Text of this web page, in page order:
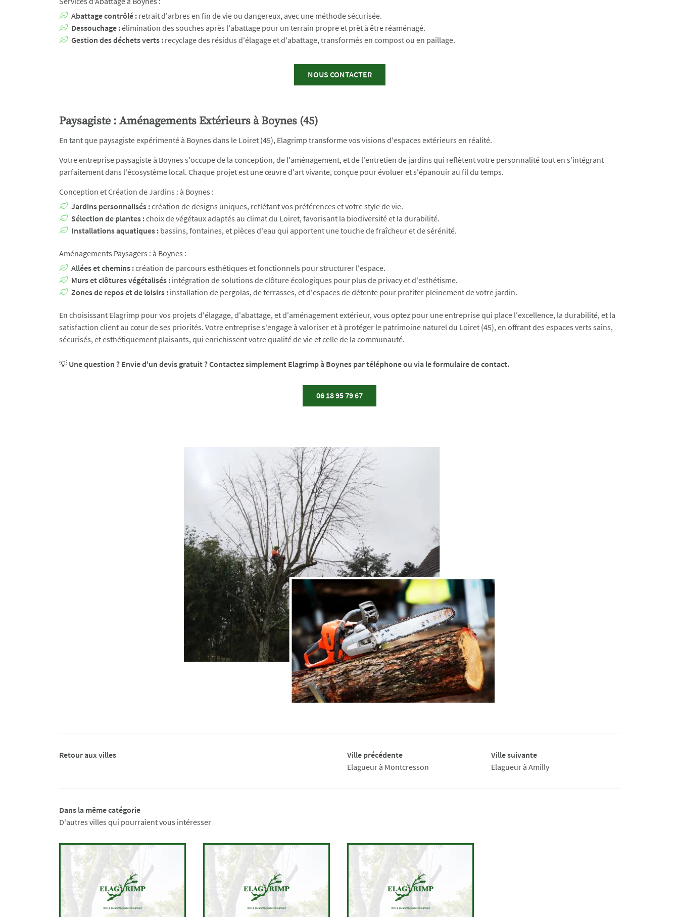
Abattage contrôlé : retrait d'arbres en fin de vie ou dangereux, avec une méthode sécurisée.
Dessouchage :élimination des souches après l'abattage pour un terrain propre et prêt à être réaménagé.
Gestion des déchets verts : recyclage des résidus d'élagage et d'abattage, transformés en compost ou en paillage.
NOUS CONTACTER
Paysagiste : Aménagements Extérieurs à Boynes (45)
En tant que paysagiste expérimenté à Boynes dans le Loiret (45), Elagrimp transforme vos visions d'espaces extérieurs en réalité.
Votre entreprise paysagiste à Boynes s'occupe de la conception, de l'aménagement, et de l'entretien de jardins qui reflètent votre personnalité tout en s'intégrant
parfaitement dans l'écosystème local. Chaque projet est une œuvre d'art vivante, conçue pour évoluer et s'épanouir au fil du temps.
Conception et Création de Jardins : à Boynes :
Jardins personnalisés :création de designs uniques, reflétant vos préférences et votre style de vie.
Sélection de plantes :choix de végétaux adaptés au climat du Loiret, favorisant la biodiversité et la durabilité.
Installations aquatiques : bassins, fontaines, et pièces d'eau qui apportent une touche de fraîcheur et de sérénité.
Aménagements Paysagers : à Boynes :
Allées et chemins :création de parcours esthétiques et fonctionnels pour structurer l'espace.
Murs et clôtures végétalisés : intégration de solutions de clôture écologiques pour plus de privacy et d'esthétisme.
Zones de repos et de loisirs : installation de pergolas, de terrasses, et d'espaces de détente pour profiter pleinement de votre jardin.
En choisissant Elagrimp pour vos projets d'élagage, d'abattage, et d'aménagement extérieur, vous optez pour une entreprise qui place l'excellence, la durabilité, et la
satisfaction client au cœur de ses priorités. Votre entreprise s'engage à valoriser et à protéger le patrimoine naturel du Loiret (45), en offrant des espaces verts sains,
sécurisés, et esthétiquement plaisants, qui enrichissent votre qualité de vie et celle de la communauté.
💡 Une question ? Envie d'un devis gratuit ? Contactez simplement Elagrimp à Boynes par téléphone ou via le formulaire de contact.
06 18 95 79 67
Retour aux villes
Ville précédente
Elagueur à Montcresson
Ville suivante
Elagueur à Amilly
Dans la même catégorie
D'autres villes qui pourraient vous intéresser